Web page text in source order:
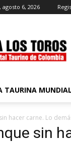
agosto 6, 2026
TAURINA MUNDIAL
hacer carne. Lo
sin